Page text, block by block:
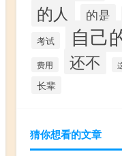
的人 的是
考试 自己
费用 还不
长辈
猜你想看的文章